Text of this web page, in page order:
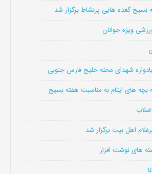
بسیج گعده هایی پرنشاط برگزار شد
ویژه جوانان
…
شهدای محله خلیج فارس جنوبی
بچه های ایتام به مناسبت هفته بسیج
اهل بیت برگزار شد
های نوشت افزار